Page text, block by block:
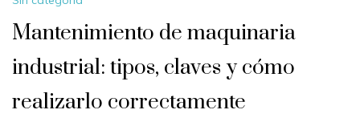
Mantenimiento de maquinaria
industrial: tipos, claves y cómo
realizarlo correctamente